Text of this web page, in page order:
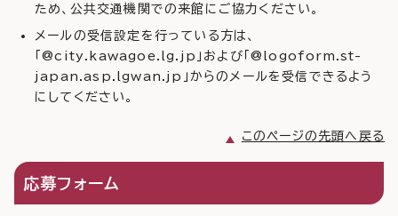
ため、公共交通機関での来館にご協力ください。
メールの受信設定を行っている方は、
「@city.kawagoe.lg.jp」および「@logoform.st-
japan.asp.lgwan.jp」からのメールを受信できるよう
にしてください。
このページの先頭へ戻る
応募フォーム